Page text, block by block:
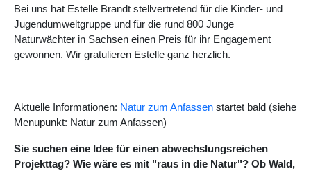
Bei uns hat Estelle Brandt stellvertretend für die Kinder- und
Jugendumweltgruppe und für die rund 800 Junge
Naturwächter in Sachsen einen Preis für ihr Engagement
gewonnen. Wir gratulieren Estelle ganz herzlich.
Aktuelle Informationen: Natur zum Anfassen startet bald (siehe
Menupunkt: Natur zum Anfassen)
Sie suchen eine Idee für einen abwechslungsreichen
Projekttag? Wie wäre es mit "raus in die Natur"? Ob Wald,